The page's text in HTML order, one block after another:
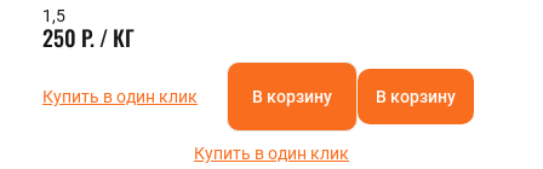
1,5
250 Р. / КГ
Купить в один клик В корзину В корзину
Купить в один клик